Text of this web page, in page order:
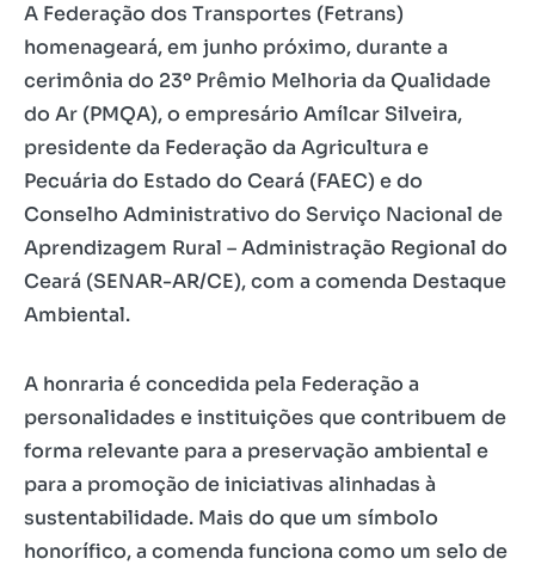
A Federação dos Transportes (Fetrans)
homenageará, em junho próximo, durante a
cerimônia do 23º Prêmio Melhoria da Qualidade
do Ar (PMQA), o empresário Amílcar Silveira,
presidente da Federação da Agricultura e
Pecuária do Estado do Ceará (FAEC) e do
Conselho Administrativo do Serviço Nacional de
Aprendizagem Rural – Administração Regional do
Ceará (SENAR-AR/CE), com a comenda Destaque
Ambiental.
A honraria é concedida pela Federação a
personalidades e instituições que contribuem de
forma relevante para a preservação ambiental e
para a promoção de iniciativas alinhadas à
sustentabilidade. Mais do que um símbolo
honorífico, a comenda funciona como um selo de